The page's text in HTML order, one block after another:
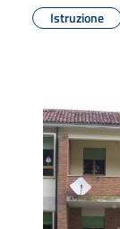
Istruzione